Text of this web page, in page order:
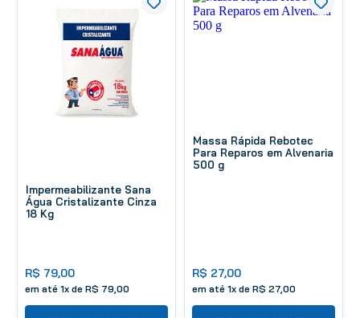
Impermeabilizante Sana
Água Cristalizante Cinza
18 Kg
R$ 79,00
em até 1x de R$ 79 00
Massa Rápida Rebotec
Para Reparos em Alvenaria
500 g
R$ 27,00
em até 1x de R$ 27 00